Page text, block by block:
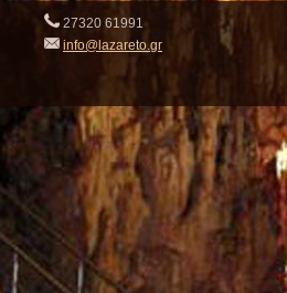
27320 61991
info@lazareto.gr